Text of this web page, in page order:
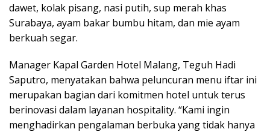
dawet, kolak pisang, nasi putih, sup merah khas
Surabaya, ayam bakar bumbu hitam, dan mie ayam
berkuah segar.
Manager Kapal Garden Hotel Malang, Teguh Hadi
Saputro, menyatakan bahwa peluncuran menu iftar ini
merupakan bagian dari komitmen hotel untuk terus
berinovasi dalam layanan hospitality. “Kami ingin
menghadirkan pengalaman berbuka yang tidak hanya